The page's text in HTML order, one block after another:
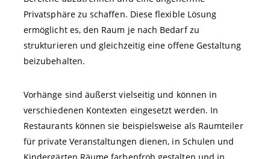
Privatsphäre zu schaffen. Diese flexible Lösung
ermöglicht es, den Raum je nach Bedarf zu
strukturieren und gleichzeitig eine offene Gestaltung
beizubehalten.
Vorhänge sind äußerst vielseitig und können in
verschiedenen Kontexten eingesetzt werden. In
Restaurants können sie beispielsweise als Raumteiler
für private Veranstaltungen dienen, in Schulen und